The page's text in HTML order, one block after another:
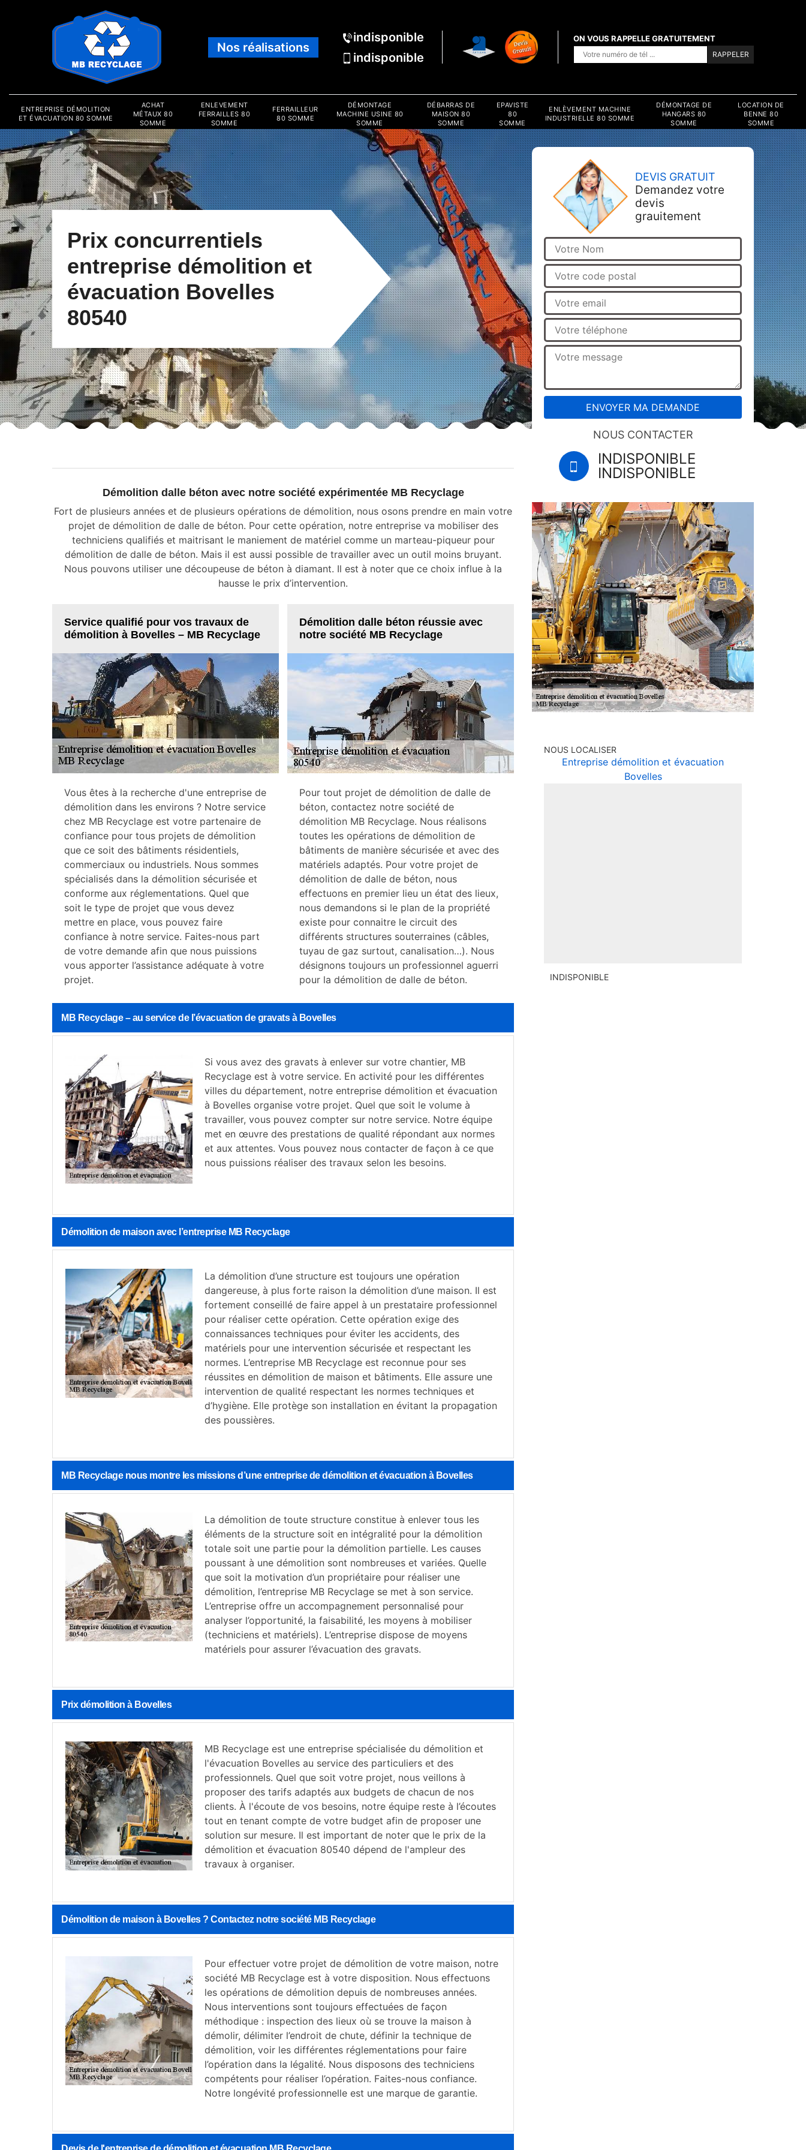
Nos réalisations
indisponible
indisponible
ON VOUS RAPPELLE GRATUITEMENT
ENTREPRISE DÉMOLITION
ET ÉVACUATION 80 SOMME
ACHAT
MÉTAUX 80
SOMME
ENLEVEMENT
FERRAILLES 80
SOMME
FERRAILLEUR
80 SOMME
DÉMONTAGE
MACHINE USINE 80
SOMME
DÉBARRAS DE
MAISON 80
SOMME
EPAVISTE
80
SOMME
ENLÈVEMENT MACHINE
INDUSTRIELLE 80 SOMME
DÉMONTAGE DE
HANGARS 80
SOMME
LOCATION DE
BENNE 80
SOMME
Prix concurrentiels
entreprise démolition et
évacuation Bovelles
80540
Démolition dalle béton avec notre société expérimentée MB Recyclage
Fort de plusieurs années et de plusieurs opérations de démolition, nous osons prendre en main votre
projet de démolition de dalle de béton. Pour cette opération, notre entreprise va mobiliser des
techniciens qualifiés et maitrisant le maniement de matériel comme un marteau-piqueur pour
démolition de dalle de béton. Mais il est aussi possible de travailler avec un outil moins bruyant.
Nous pouvons utiliser une découpeuse de béton à diamant. Il est à noter que ce choix influe à la
hausse le prix d’intervention.
MB Recyclage – au service de l’évacuation de gravats à Bovelles
Si vous avez des gravats à enlever sur votre chantier, MB
Recyclage est à votre service. En activité pour les différentes
villes du département, notre entreprise démolition et évacuation
à Bovelles organise votre projet. Quel que soit le volume à
travailler, vous pouvez compter sur notre service. Notre équipe
met en œuvre des prestations de qualité répondant aux normes
et aux attentes. Vous pouvez nous contacter de façon à ce que
nous puissions réaliser des travaux selon les besoins.
Démolition de maison avec l’entreprise MB Recyclage
La démolition d’une structure est toujours une opération
dangereuse, à plus forte raison la démolition d’une maison. Il est
fortement conseillé de faire appel à un prestataire professionnel
pour réaliser cette opération. Cette opération exige des
connaissances techniques pour éviter les accidents, des
matériels pour une intervention sécurisée et respectant les
normes. L’entreprise MB Recyclage est reconnue pour ses
réussites en démolition de maison et bâtiments. Elle assure une
intervention de qualité respectant les normes techniques et
d’hygiène. Elle protège son installation en évitant la propagation
des poussières.
MB Recyclage nous montre les missions d’une entreprise de démolition et évacuation à Bovelles
La démolition de toute structure constitue à enlever tous les
éléments de la structure soit en intégralité pour la démolition
totale soit une partie pour la démolition partielle. Les causes
poussant à une démolition sont nombreuses et variées. Quelle
que soit la motivation d’un propriétaire pour réaliser une
démolition, l’entreprise MB Recyclage se met à son service.
L’entreprise offre un accompagnement personnalisé pour
analyser l’opportunité, la faisabilité, les moyens à mobiliser
(techniciens et matériels). L’entreprise dispose de moyens
matériels pour assurer l’évacuation des gravats.
Prix démolition à Bovelles
MB Recyclage est une entreprise spécialisée du démolition et
l'évacuation Bovelles au service des particuliers et des
professionnels. Quel que soit votre projet, nous veillons à
proposer des tarifs adaptés aux budgets de chacun de nos
clients. À l'écoute de vos besoins, notre équipe reste à l’écoutes
tout en tenant compte de votre budget afin de proposer une
solution sur mesure. Il est important de noter que le prix de la
démolition et évacuation 80540 dépend de l'ampleur des
travaux à organiser.
Démolition de maison à Bovelles ? Contactez notre société MB Recyclage
Pour effectuer votre projet de démolition de votre maison, notre
société MB Recyclage est à votre disposition. Nous effectuons
les opérations de démolition depuis de nombreuses années.
Nous interventions sont toujours effectuées de façon
méthodique : inspection des lieux où se trouve la maison à
démolir, délimiter l’endroit de chute, définir la technique de
démolition, voir les différentes réglementations pour faire
l’opération dans la légalité. Nous disposons des techniciens
compétents pour réaliser l’opération. Faites-nous confiance.
Notre longévité professionnelle est une marque de garantie.
Service qualifié pour vos travaux de
démolition à Bovelles – MB Recyclage
Vous êtes à la recherche d'une entreprise de
démolition dans les environs ? Notre service
chez MB Recyclage est votre partenaire de
confiance pour tous projets de démolition
que ce soit des bâtiments résidentiels,
commerciaux ou industriels. Nous sommes
spécialisés dans la démolition sécurisée et
conforme aux réglementations. Quel que
soit le type de projet que vous devez
mettre en place, vous pouvez faire
confiance à notre service. Faites-nous part
de votre demande afin que nous puissions
vous apporter l’assistance adéquate à votre
projet.
Démolition dalle béton réussie avec
notre société MB Recyclage
Pour tout projet de démolition de dalle de
béton, contactez notre société de
démolition MB Recyclage. Nous réalisons
toutes les opérations de démolition de
bâtiments de manière sécurisée et avec des
matériels adaptés. Pour votre projet de
démolition de dalle de béton, nous
effectuons en premier lieu un état des lieux,
nous demandons si le plan de la propriété
existe pour connaitre le circuit des
différents structures souterraines (câbles,
tuyau de gaz surtout, canalisation…). Nous
désignons toujours un professionnel aguerri
pour la démolition de dalle de béton.
DEVIS GRATUIT
Demandez votre
devis
grauitement
NOUS CONTACTER
INDISPONIBLE
INDISPONIBLE
NOUS LOCALISER
Entreprise démolition et évacuation
Bovelles
INDISPONIBLE